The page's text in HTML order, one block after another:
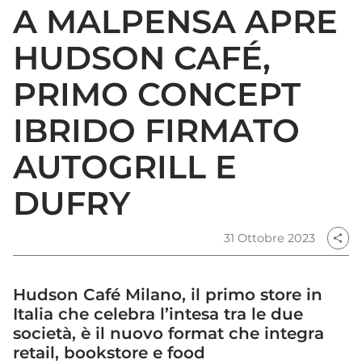
A MALPENSA APRE
HUDSON CAFÉ,
PRIMO CONCEPT
IBRIDO FIRMATO
AUTOGRILL E
DUFRY
31 Ottobre 2023 share
Hudson Café Milano, il primo store in
Italia che celebra l’intesa tra le due
società, è il nuovo format che integra
retail, bookstore e food